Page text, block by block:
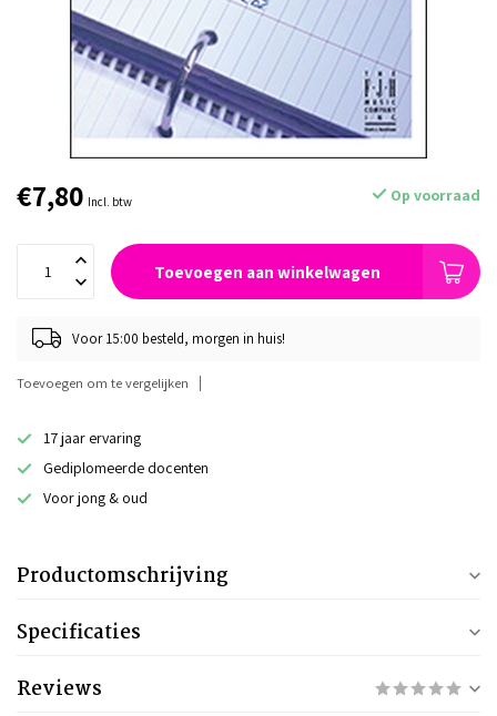
€7,80 Incl. btw Op voorraad
Toevoegen aan winkelwagen
Voor 15:00 besteld, morgen in huis!
Toevoegen om te vergelijken
17 jaar ervaring
Gediplomeerde docenten
Voor jong & oud
Productomschrijving
Specificaties
Reviews